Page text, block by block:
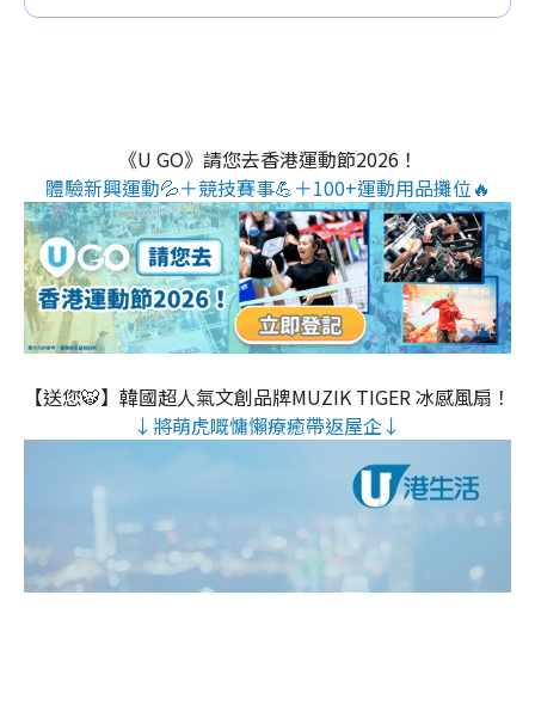
《U GO》請您去香港運動節2026！
體驗新興運動💦＋競技賽事💪＋100+運動用品攤位🔥
【送您🐯】韓國超人氣文創品牌MUZIK TIGER 冰感風扇！
↓將萌虎嘅慵懶療癒帶返屋企↓